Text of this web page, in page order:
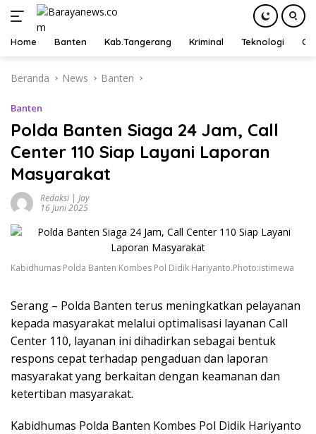
Home Banten Kab.Tangerang Kriminal Teknologi
Beranda News Banten
Banten
Polda Banten Siaga 24 Jam, Call
Center 110 Siap Layani Laporan
Masyarakat
Redaksi | Jay
16 Juni 2025
Kabidhumas Polda Banten Kombes Pol Didik Hariyanto.Photo:istimewa
Serang – Polda Banten terus meningkatkan pelayanan
kepada masyarakat melalui optimalisasi layanan Call
Center 110, layanan ini dihadirkan sebagai bentuk
respons cepat terhadap pengaduan dan laporan
masyarakat yang berkaitan dengan keamanan dan
ketertiban masyarakat.
Kabidhumas Polda Banten Kombes Pol Didik Hariyanto